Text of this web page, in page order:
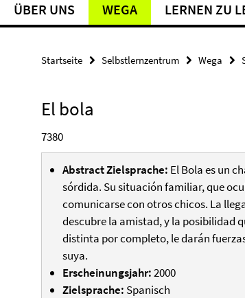
ÜBER UNS WEGA LERNEN ZU
Startseite Selbstlernzentrum Wega
El bola
7380
Abstract Zielsprache: El Bola es un
sórdida. Su situación familiar, que
comunicarse con otros chicos. La
descubre la amistad, y la posibilidad
distinta por completo, le darán
suya.
Erscheinungsjahr:2000
Zielsprache: Spanisch